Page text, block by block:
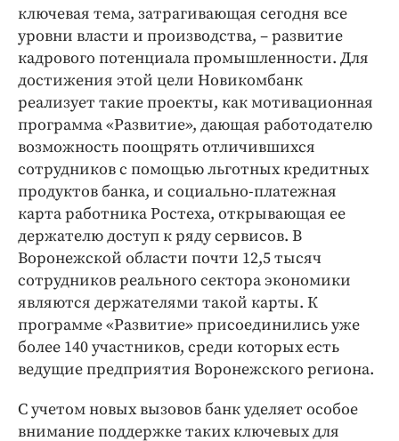
ключевая тема, затрагивающая сегодня все
уровни власти и производства, – развитие
кадрового потенциала промышленности. Для
достижения этой цели Новикомбанк
реализует такие проекты, как мотивационная
программа «Развитие», дающая работодателю
возможность поощрять отличившихся
сотрудников с помощью льготных кредитных
продуктов банка, и социально-платежная
карта работника Ростеха, открывающая ее
держателю доступ к ряду сервисов. В
Воронежской области почти 12,5 тысяч
сотрудников реального сектора экономики
являются держателями такой карты. К
программе «Развитие» присоединились уже
более 140 участников, среди которых есть
ведущие предприятия Воронежского региона.
С учетом новых вызовов банк уделяет особое
внимание поддержке таких ключевых для